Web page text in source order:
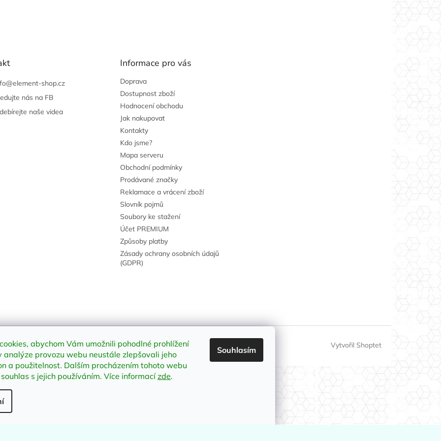
abychom Vám umožnili pohodlné prohlížení
analýze provozu webu neustále zlepšovali jeho
a použitelnost. Dalším procházením tohoto webu
s jejich používáním. Více informacízde.
Souhlasím
@element-shop.cz
nás na FB
naše videa
Informace pro vás
Doprava
Dostupnost zboží
Hodnocení obchodu
Jak nakupovat
Kontakty
Kdo jsme?
Mapa serveru
Obchodní podmínky
Prodávané značky
Reklamace a vrácení zboží
Slovník pojmů
Soubory ke stažení
Účet PREMIUM
Způsoby platby
Zásady ochrany osobních údajů
(GDPR)
Vytvořil Shoptet
Upravit nastavení cookies